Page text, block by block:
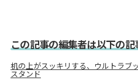
この記事の編集者は以下の
机の上がスッキリする、ウルトラブ
スタンド